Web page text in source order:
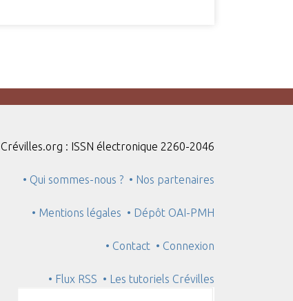
Crévilles.org : ISSN électronique 2260-2046
• Qui sommes-nous ? • Nos partenaires
• Mentions légales • Dépôt OAI-PMH
• Contact • Connexion
• Flux RSS • Les tutoriels Crévilles